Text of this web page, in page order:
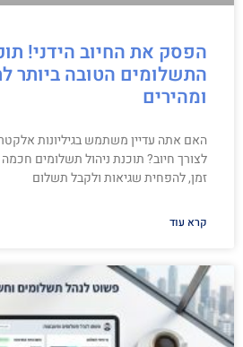
הפסק את החיוב הידני!
התשלומים הטובה ביותר
ומהירים
האם אתה עדיין משתמש בגיליונות
לצורך חיוב? תוכנת ניהול תשלומים
זמן, להפחית שגיאות ולקבל תשלום
קרא עוד